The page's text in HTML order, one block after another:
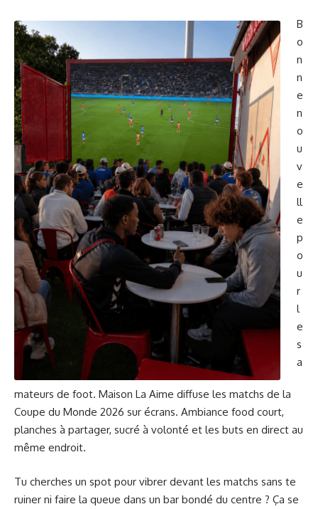
B
o
n
n
e
n
o
u
v
e
ll
e
p
o
u
r
l
e
s
a
mateurs de foot. Maison La Aime diffuse les matchs de la
Coupe du Monde 2026 sur écrans. Ambiance food court,
planches à partager, sucré à volonté et les buts en direct au
même endroit.
Tu cherches un spot pour vibrer devant les matchs sans te
ruiner ni faire la queue dans un bar bondé du centre ? Ça se